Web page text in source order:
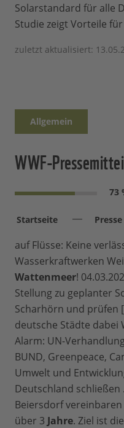
Solarstandard für alle
Studie zeigt Vorteile für
zuletzt aktualisiert:
Allgemein
WWF-
73
Startseite Presse
auf Flüsse: Keine
Wasserkraftwerken
Wattenmeer!
Stellung zu geplanter
Scharhörn und prüfen
deutsche Städte dabei
Alarm: UN-
BUND, Greenpeace,
Umwelt und
Deutschland schließen
Beiersdorf
über 3 Jahre. Ziel ist